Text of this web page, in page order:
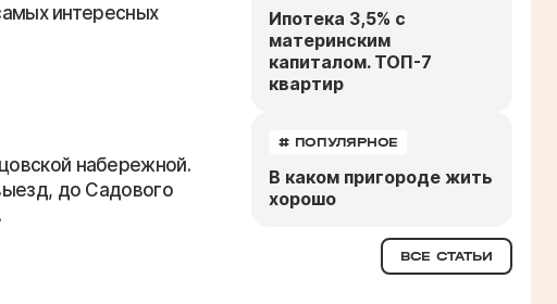
интересных
набережной.
до Садового
Ипотека 3,5% с
материнским
капиталом. ТОП-7
квартир
# ПОПУЛЯРНОЕ
В каком пригороде жить
хорошо
ВСЕ СТАТЬИ